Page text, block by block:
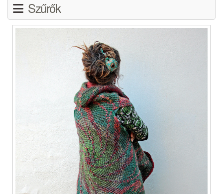
Szűrők